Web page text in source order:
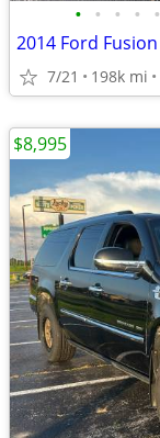
• • • • •
7/21 198k mi
$8,995